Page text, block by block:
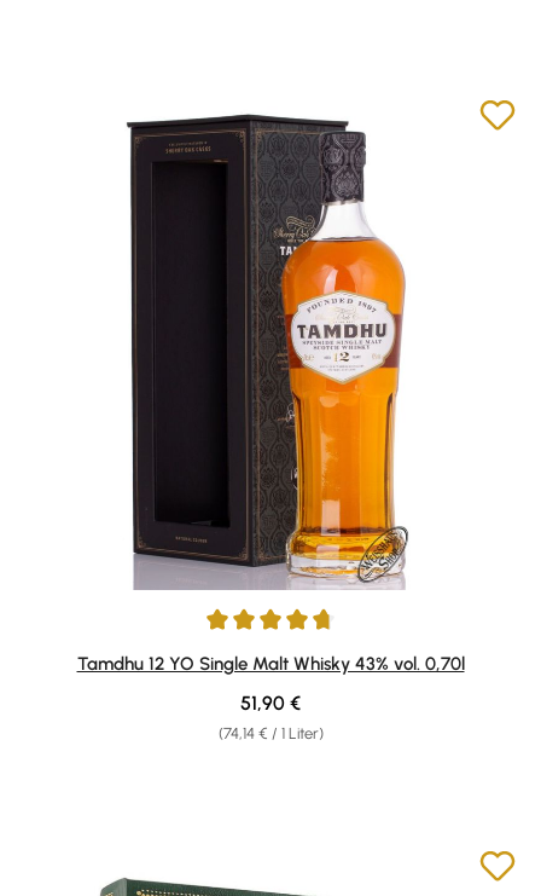
Durchschnittliche Bewertung von 4.67 von 5 Sternen
Tamdhu 12 YO Single Malt Whisky 43% vol. 0,70l
(74,14 € / 1 Liter)
Regulärer Preis:
51,90 €